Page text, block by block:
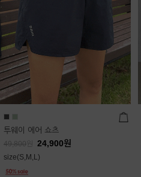
투웨이 에어 쇼츠
49,800 24,900원
size(S,M,L)